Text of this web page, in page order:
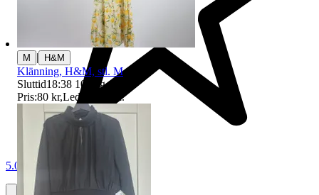
5.0
M | H&M
Klänning, H&M, stl. M
Sluttid18:38 10 aug 18:38
Pris:80 kr,Ledande bud.